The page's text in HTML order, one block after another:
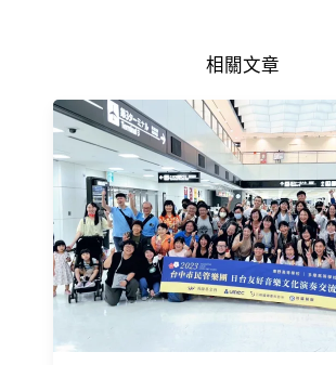
相關文章